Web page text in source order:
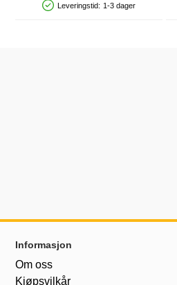
Produkttilgjengelighet: På lager
Leveringstid: 1-3 dager
Footer-innhold
Informasjon
Om oss
Kjøpsvilkår